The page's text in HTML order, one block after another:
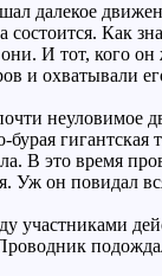
далекое
состоится. Как
И тот, кого он
и охватывали
неуловимое
бурая
В это время
Уж он повидал
участниками